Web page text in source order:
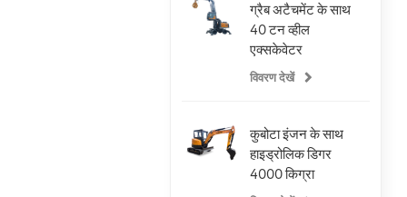
ग्रैब अटैचमेंट के साथ
40 टन व्हील
एक्सकेवेटर
विवरण देखें
कुबोटा इंजन के साथ
हाइड्रोलिक डिगर
4000 किग्रा